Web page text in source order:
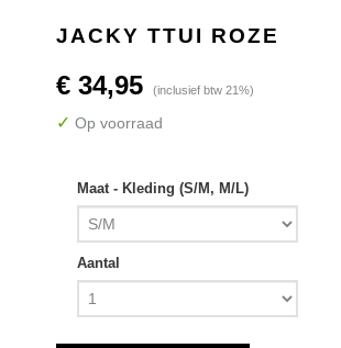
JACKY TTUI ROZE
€ 34,95 (inclusief btw 21%)
✓ Op voorraad
Maat - Kleding (S/M, M/L)
Aantal